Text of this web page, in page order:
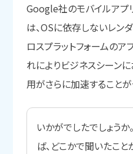
Google社のモバイルアプ
は、OSに依存しないレン
ロスプラットフォームのア
れによりビジネスシーン
用がさらに加速することが
いかがでしたでしょう
ば、どこかで聞いたこ